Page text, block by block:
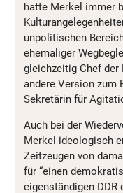
hatte Merkel immer
unpolitischen
ehemaliger
gleichzeitig Chef der
andere Version zum
Sekretärin für
Auch bei der
Merkel ideologisch
Zeitzeugen von
für “einen
eigenständigen